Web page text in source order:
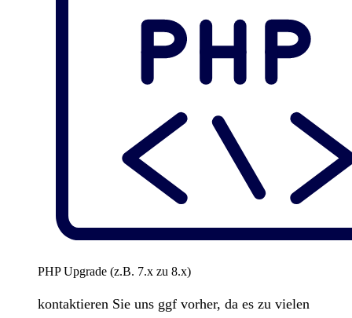
PHP Upgrade (z.B. 7.x zu 8.x)
kontaktieren Sie uns ggf vorher, da es zu vielen